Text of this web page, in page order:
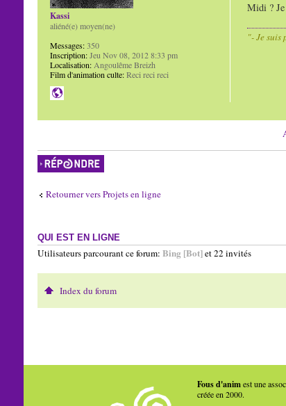
Midi ? Je
"- Je suis
Kassi
aliéné(e) moyen(ne)
Messages:350
Inscription:Jeu Nov 08, 2012 8:33 pm
Localisation:Angoulême Breizh
Film d'animation culte:Reci reci reci
Répondre
Retourner vers Projets en ligne
QUI EST EN LIGNE
Utilisateurs parcourant ce forum: Bing [Bot]et 22 invités
Index du forum
Fous d'animest une
créée en 2000.